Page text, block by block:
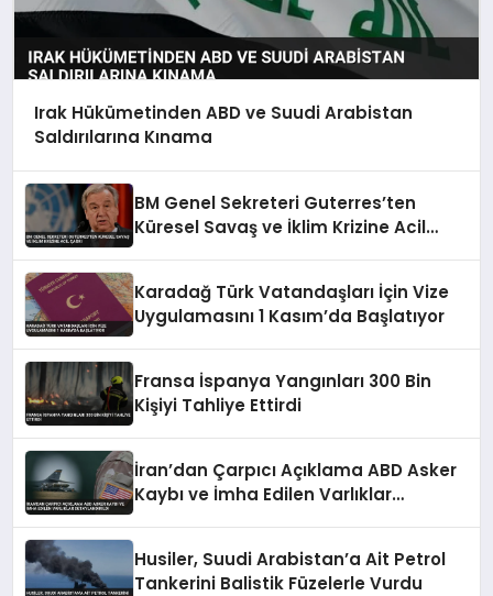
Irak Hükümetinden ABD ve Suudi Arabistan
Saldırılarına Kınama
BM Genel Sekreteri Guterres’ten
Küresel Savaş ve İklim Krizine Acil
Karadağ Türk Vatandaşları İçin Vize
Uygulamasını 1 Kasım’da Başlatıyor
Fransa İspanya Yangınları 300 Bin
Kişiyi Tahliye Ettirdi
İran’dan Çarpıcı Açıklama ABD Asker
Kaybı ve İmha Edilen Varlıklar
Husiler, Suudi Arabistan’a Ait Petrol
Tankerini Balistik Füzelerle Vurdu